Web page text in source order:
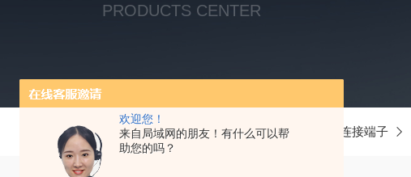
欢迎您！
来自局域网的朋友！有什么可以帮
助您的吗？
PRODUCTS CENTER
当前位置： 首页 产品中心 CEMBRE/意大利 连接端子